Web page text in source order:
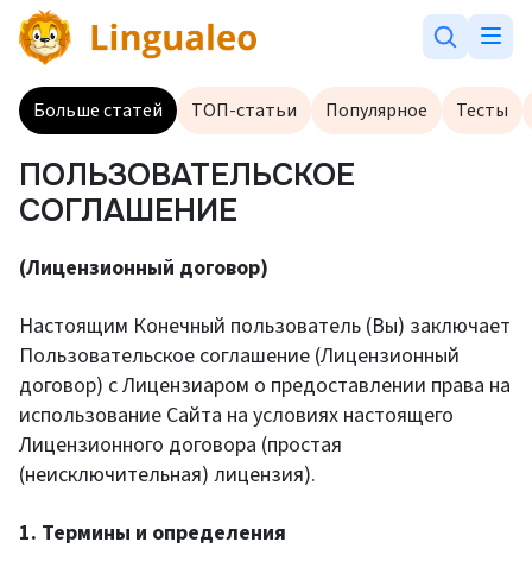
Больше статей ТОП-статьи Популярное Тесты
ПОЛЬЗОВАТЕЛЬСКОЕ
СОГЛАШЕНИЕ
(Лицензионный договор)
Настоящим Конечный пользователь (Вы) заключает
Пользовательское соглашение (Лицензионный
договор) с Лицензиаром о предоставлении права на
использование Сайта на условиях настоящего
Лицензионного договора (простая
(неисключительная) лицензия).
1. Термины и определения